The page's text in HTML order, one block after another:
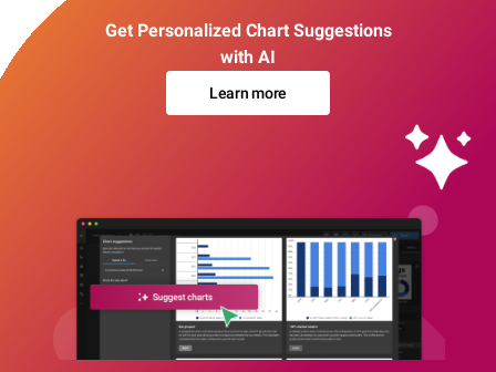
Get Personalized Chart Suggestions
with AI
Learn more